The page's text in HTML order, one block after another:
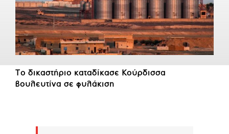
Το δικαστήριο καταδίκασε Κούρδισσα
βουλευτίνα σε φυλάκιση